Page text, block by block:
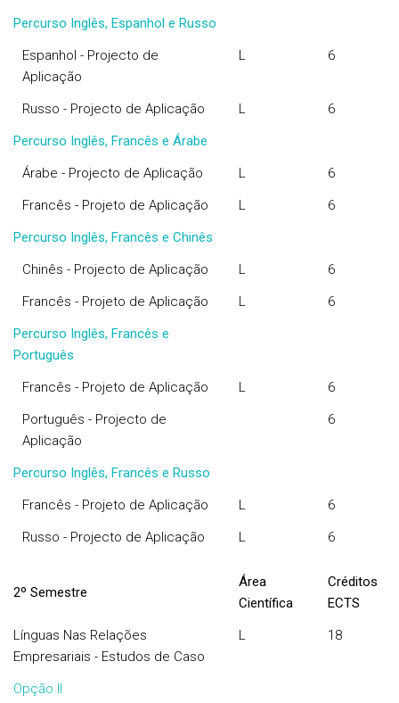
Percurso Inglês, Espanhol e Russo
Espanhol - Projecto de
Aplicação
L 6
Russo - Projecto de Aplicação L
6
Percurso Inglês, Francês e Árabe
Árabe - Projecto de Aplicação
L
6
Francês - Projeto de Aplicação
L
6
Percurso Inglês, Francês e Chinês
Chinês - Projecto de Aplicação
L
6
Francês - Projeto de Aplicação
L
6
Percurso Inglês, Francês e
Português
Francês - Projeto de Aplicação
L
6
Português - Projecto de
Aplicação
6
Percurso Inglês, Francês e Russo
Francês - Projeto de Aplicação
L
6
Russo - Projecto de Aplicação
L 6
2º Semestre
Área
Científica
Créditos
ECTS
Línguas Nas Relações
Empresariais - Estudos de Caso
L 18
Opção II